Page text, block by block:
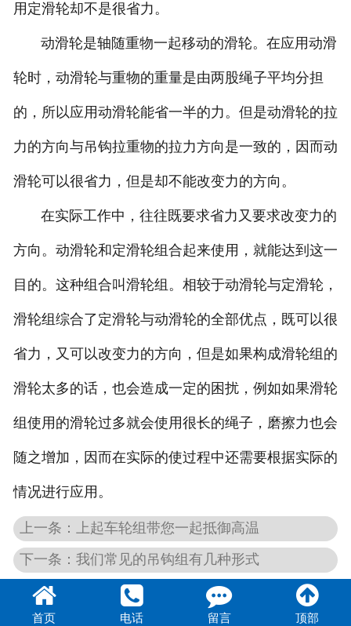
用定滑轮却不是很省力。
动滑轮是轴随重物一起移动的滑轮。在应用动滑
轮时，动滑轮与重物的重量是由两股绳子平均分担
的，所以应用动滑轮能省一半的力。但是动滑轮的拉
力的方向与吊钩拉重物的拉力方向是一致的，因而动
滑轮可以很省力，但是却不能改变力的方向。
在实际工作中，往往既要求省力又要求改变力的
方向。动滑轮和定滑轮组合起来使用，就能达到这一
目的。这种组合叫滑轮组。相较于动滑轮与定滑轮，
滑轮组综合了定滑轮与动滑轮的全部优点，既可以很
省力，又可以改变力的方向，但是如果构成滑轮组的
滑轮太多的话，也会造成一定的困扰，例如如果滑轮
组使用的滑轮过多就会使用很长的绳子，磨擦力也会
随之增加，因而在实际的使过程中还需要根据实际的
情况进行应用。
上一条：上起车轮组带您一起抵御高温
下一条：我们常见的吊钩组有几种形式
首页 电话 留言 顶部